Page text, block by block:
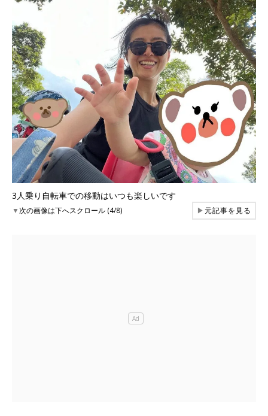
3人乗り自転車での移動はいつも楽しいです
▼次の画像は下へスクロール (4/8) ▶元記事を見る